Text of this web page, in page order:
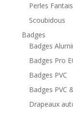
Perles
Scoubidous
Badges
Badges
Badges Pro
Badges PVC
Badges PVC
Drapeaux